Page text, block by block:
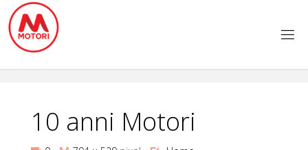
Salta
contenuto
10 anni Motori